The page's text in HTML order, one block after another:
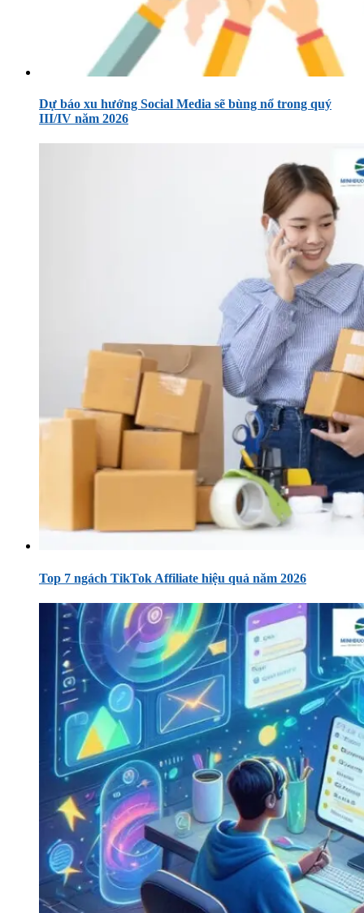
Dự báo xu hướng Social Media sẽ bùng nổ trong quý
III/IV năm 2026
Top 7 ngách TikTok Affiliate hiệu quả năm 2026